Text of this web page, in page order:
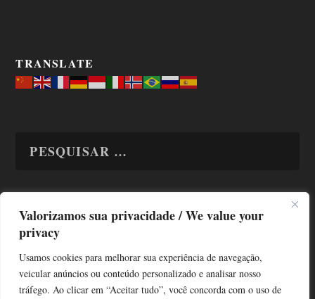
Valorizamos sua privacidade / We value your
privacy
Usamos cookies para melhorar sua experiência de navegação,
veicular anúncios ou conteúdo personalizado e analisar nosso
tráfego. Ao clicar em “Aceitar tudo”, você concorda com o uso de
TRANSLATE
TODAS OS ASSUNTOS